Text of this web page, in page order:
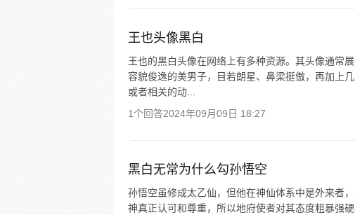
王也头像黑白
王也的黑白头像在网络上有多种资源。其头像通常
容貌俊逸的美男子，目若朗星、鼻梁挺傲，再加上
或者相关的动...
1个回答2024年09月09日 18:27
黑白无常为什么勾孙悟空
孙悟空虽修成太乙仙，但他在神仙体系中是外来者
神真正认可和尊重，所以地府使者对其态度粗暴强